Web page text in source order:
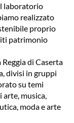
laboratorio
realizzato
proprio
patrimonio
di Caserta
divisi in gruppi
su temi
musica,
moda e arte